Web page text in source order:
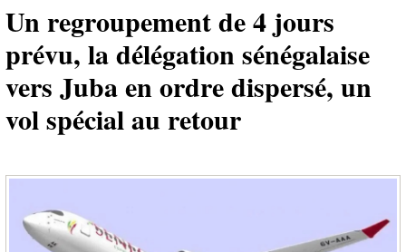
Un regroupement de 4 jours
prévu, la délégation sénégalaise
vers Juba en ordre dispersé, un
vol spécial au retour